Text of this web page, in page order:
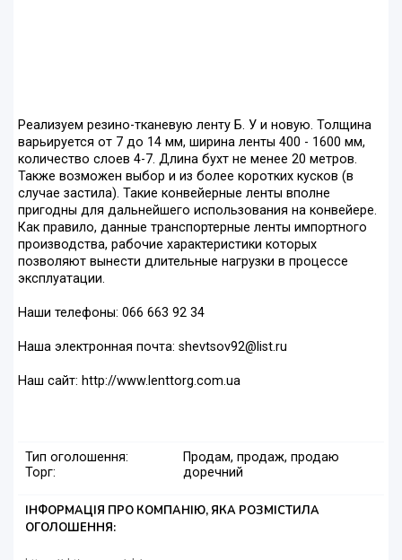
Реализуем резино-тканевую ленту Б. У и новую. Толщина
варьируется от 7 до 14 мм, ширина ленты 400 - 1600 мм,
количество слоев 4-7. Длина бухт не менее 20 метров.
Также возможен выбор и из более коротких кусков (в
случае застила). Такие конвейерные ленты вполне
пригодны для дальнейшего использования на конвейере.
Как правило, данные транспортерные ленты импортного
производства, рабочие характеристики которых
позволяют вынести длительные нагрузки в процессе
эксплуатации.
Наши телефоны: 066 663 92 34
Наша электронная почта: shevtsov92@list.ru
Наш сайт: http://www.lenttorg.com.ua
Тип оголошення:
Продам, продаж, продаю
Торг:
доречний
ІНФОРМАЦІЯ ПРО КОМПАНІЮ, ЯКА РОЗМІСТИЛА
ОГОЛОШЕННЯ: